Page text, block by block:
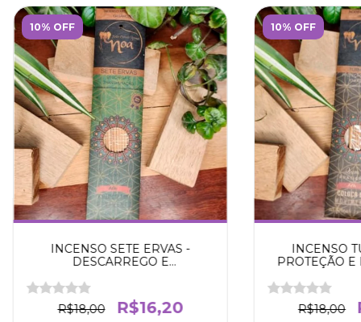
10% OFF
INCENSO SETE ERVAS -
DESCARREGO E
R$18,00 R$16,20
10% OFF
INCENSO
PROTEÇÃO E
R$18,00